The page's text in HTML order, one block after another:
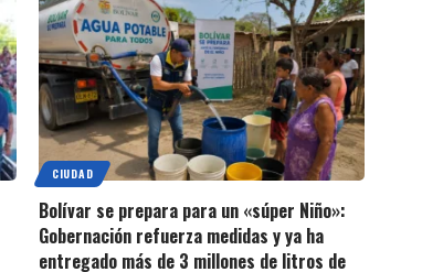
CIUDAD
Bolívar se prepara para un «súper Niño»:
Gobernación refuerza medidas y ya ha
entregado más de 3 millones de litros de